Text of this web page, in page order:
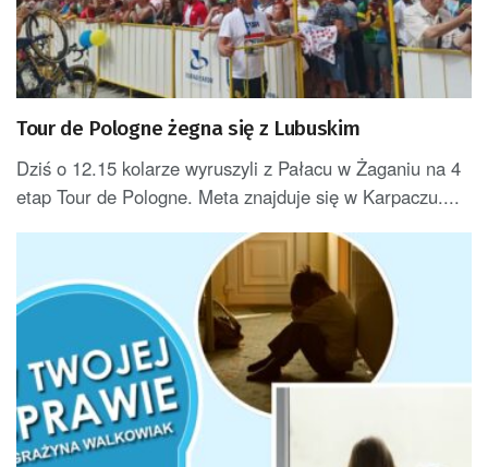
Tour de Pologne żegna się z Lubuskim
Dziś o 12.15 kolarze wyruszyli z Pałacu w Żaganiu na 4
etap Tour de Pologne. Meta znajduje się w Karpaczu....